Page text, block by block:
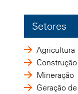
Setores
Agricultura
Construção
Mineração
Geração